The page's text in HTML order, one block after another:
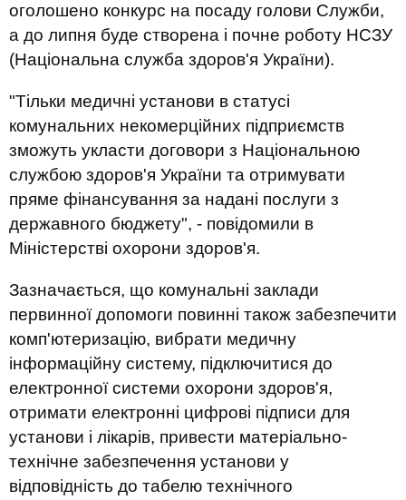
оголошено конкурс на посаду голови Служби,
а до липня буде створена і почне роботу НСЗУ
(Національна служба здоров'я України).
"Тільки медичні установи в статусі
комунальних некомерційних підприємств
зможуть укласти договори з Національною
службою здоров'я України та отримувати
пряме фінансування за надані послуги з
державного бюджету", - повідомили в
Міністерстві охорони здоров'я.
Зазначається, що комунальні заклади
первинної допомоги повинні також забезпечити
комп'ютеризацію, вибрати медичну
інформаційну систему, підключитися до
електронної системи охорони здоров'я,
отримати електронні цифрові підписи для
установи і лікарів, привести матеріально-
технічне забезпечення установи у
відповідність до табелю технічного